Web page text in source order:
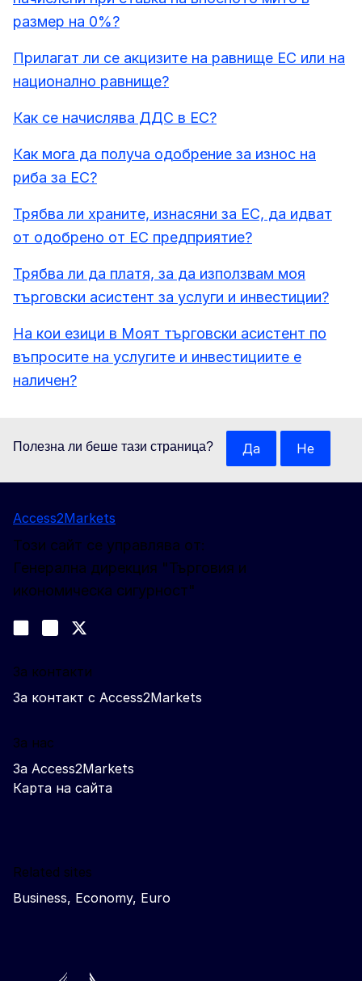
размер на 0%?
Прилагат ли се акцизите на равнище ЕС или на
национално равнище?
Как се начислява ДДС в ЕС?
Как мога да получа одобрение за износ на
риба за ЕС?
Трябва ли храните, изнасяни за ЕС, да идват
от одобрено от ЕС предприятие?
Трябва ли да платя, за да използвам моя
търговски асистент за услуги и инвестиции?
На кои езици в Моят търговски асистент по
въпросите на услугите и инвестициите е
наличен?
Полезна ли беше тази страница? Да Не
Access2Markets
Този сайт се управлява от:
Генерална дирекция "Търговия и
икономическа сигурност"
Join us on LinkedIn
Trade-Off podcast
За контакти
За контакт с Access2Markets
За нас
За Access2Markets
Карта на сайта
Related sites
Business, Economy, Euro